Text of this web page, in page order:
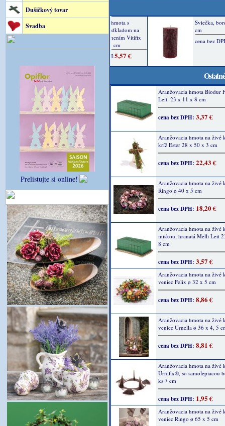
Dušičkový tovar
Svadba
Prelistujte si online!
Aranžovacia hmota Biodur
Leit, 23 x 11 x 8 cm
cena bez DPH: 3,37 €
Aranžovacia hmota na živé
kríž Ester 28 x 50 x 3 cm
cena bez DPH: 22,43 €
Aranžovacia hmota na živé
Ringo ø 40 x 5 cm
cena bez DPH: 18,20 €
Aranžovacia hmota na živé
miskou, hranatá Melli Leit
8 cm
cena bez DPH: 3,57 €
Aranžovacia hmota na živé
veniec Felix ø 32 x 5 cm
cena bez DPH: 8,86 €
Aranžovacia hmota na živé
veniec Urnella ø 36 x 4, 5
cena bez DPH: 8,81 €
Aranžovacia hmota na živé
Urnifix®, so samolepiacou
ks 7 cm
cena bez DPH: 1,95 €
Aranžovacia hmota na živé
veniec Ringo ø 65 x 5 cm